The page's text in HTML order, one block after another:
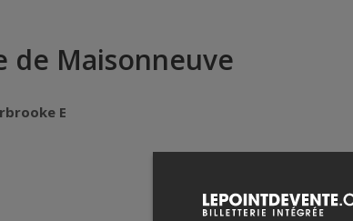
de Maisonneuve
E